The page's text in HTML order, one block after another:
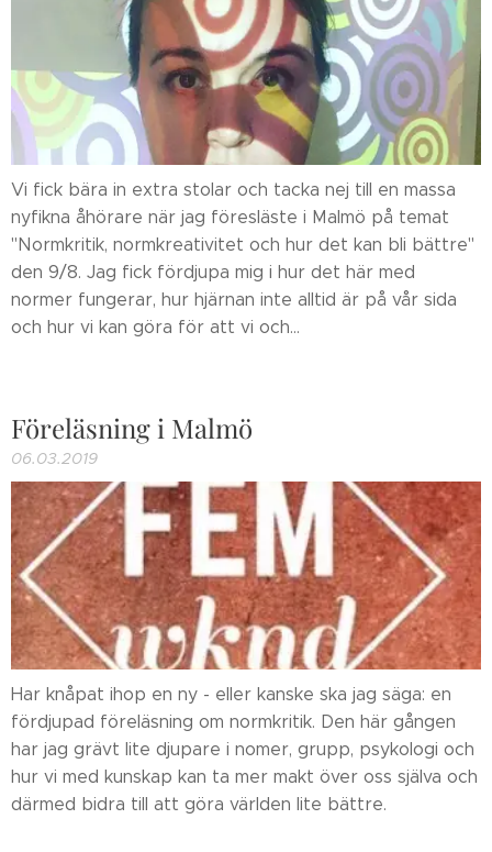
Vi fick bära in extra stolar och tacka nej till en massa
nyfikna åhörare när jag föresläste i Malmö på temat
"Normkritik, normkreativitet och hur det kan bli bättre"
den 9/8. Jag fick fördjupa mig i hur det här med
normer fungerar, hur hjärnan inte alltid är på vår sida
och hur vi kan göra för att vi och...
Föreläsning i Malmö
06.03.2019
Har knåpat ihop en ny - eller kanske ska jag säga: en
fördjupad föreläsning om normkritik. Den här gången
har jag grävt lite djupare i nomer, grupp, psykologi och
hur vi med kunskap kan ta mer makt över oss själva och
därmed bidra till att göra världen lite bättre.